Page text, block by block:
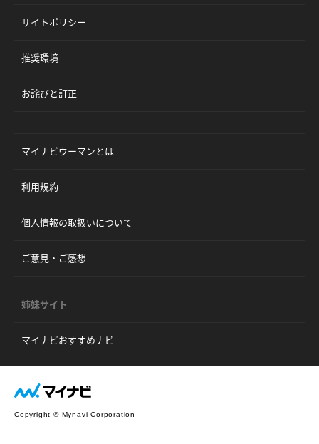
サイトポリシー
推奨環境
お詫びと訂正
マイナビウーマンとは
利用規約
個人情報の取扱いについて
ご意見・ご感想
姉妹サイト
マイナビおすすめナビ
Copyright © Mynavi Corporation